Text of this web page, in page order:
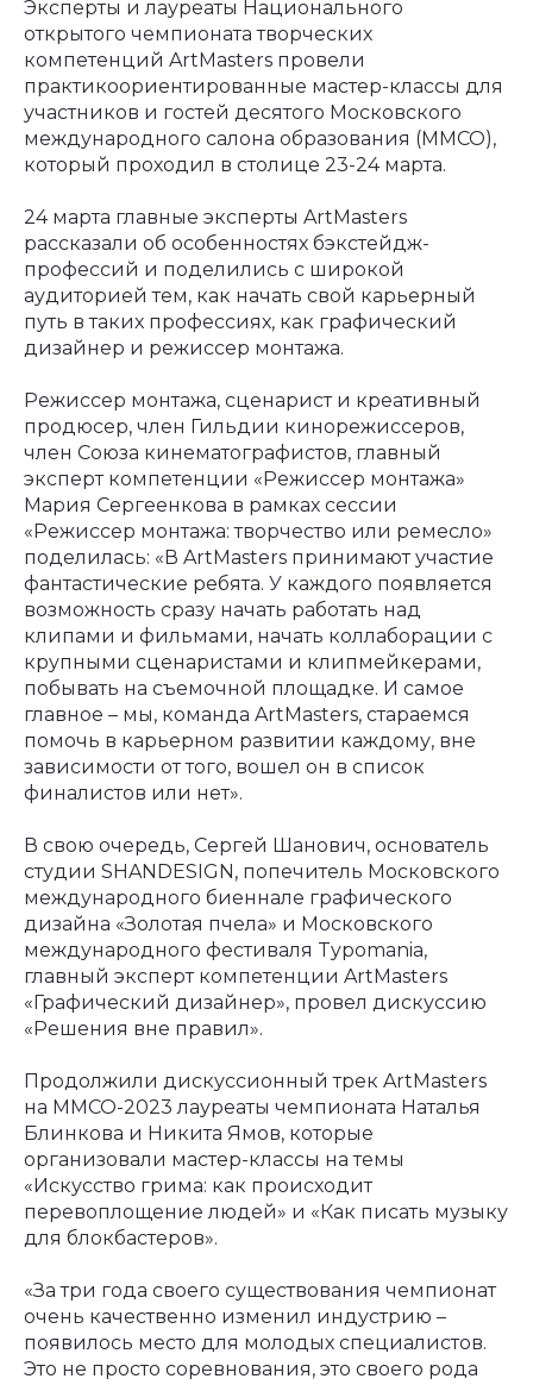
Эксперты и лауреаты Национального
открытого чемпионата творческих
компетенций ArtMasters провели
практикоориентированные мастер-классы для
участников и гостей десятого Московского
международного салона образования (ММСО),
который проходил в столице 23-24 марта.
24 марта главные эксперты ArtMasters
рассказали об особенностях бэкстейдж-
профессий и поделились с широкой
аудиторией тем, как начать свой карьерный
путь в таких профессиях, как графический
дизайнер и режиссер монтажа.
Режиссер монтажа, сценарист и креативный
продюсер, член Гильдии кинорежиссеров,
член Союза кинематографистов, главный
эксперт компетенции «Режиссер монтажа»
Мария Сергеенкова в рамках сессии
«Режиссер монтажа: творчество или ремесло»
поделилась: «В ArtMasters принимают участие
фантастические ребята. У каждого появляется
возможность сразу начать работать над
клипами и фильмами, начать коллаборации с
крупными сценаристами и клипмейкерами,
побывать на съемочной площадке. И самое
главное – мы, команда ArtMasters, стараемся
помочь в карьерном развитии каждому, вне
зависимости от того, вошел он в список
финалистов или нет».
В свою очередь, Сергей Шанович, основатель
студии SHANDESIGN, попечитель Московского
международного биеннале графического
дизайна «Золотая пчела» и Московского
международного фестиваля Typomania,
главный эксперт компетенции ArtMasters
«Графический дизайнер», провел дискуссию
«Решения вне правил».
Продолжили дискуссионный трек ArtMasters
на ММСО-2023 лауреаты чемпионата Наталья
Блинкова и Никита Ямов, которые
организовали мастер-классы на темы
«Искусство грима: как происходит
перевоплощение людей» и «Как писать музыку
для блокбастеров».
«За три года своего существования чемпионат
очень качественно изменил индустрию –
появилось место для молодых специалистов.
Это не просто соревнования, это своего рода